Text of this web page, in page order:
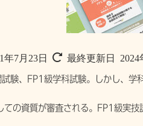
年7月23日 最終更新日 2024
験、FP1級学科試験。しかし、学
の資質が審査される。FP1級実技